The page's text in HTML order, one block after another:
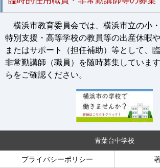
横浜市教育委員会では、横浜市立の小・
特別支援・高等学校の教員等の出産休暇
またはサポート（担任補助）等として、
非常勤講師（職員）を随時募集していま
らをご確認ください。
青葉台中学校
プライバシーポリシー